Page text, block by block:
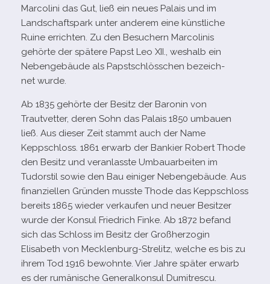
Marcolini das Gut, ließ ein neues Palais und im
Landschaftspark unter ande­rem eine künst­li­che
Ruine errich­ten. Zu den Besuchern Marcolinis
gehörte der spä­tere Papst Leo XII., wes­halb ein
Nebengebäude als Papstschlösschen bezeich­
net wurde.
Ab 1835 gehörte der Besitz der Baronin von
Trautvetter, deren Sohn das Palais 1850 umbauen
ließ. Aus die­ser Zeit stammt auch der Name
Keppschloss. 1861 erwarb der Bankier Robert Thode
den Besitz und ver­an­lasste Umbauarbeiten im
Tudorstil sowie den Bau eini­ger Nebengebäude. Aus
finan­zi­el­len Gründen musste Thode das Keppschloss
bereits 1865 wie­der ver­kau­fen und neuer Besitzer
wurde der Konsul Friedrich Finke. Ab 1872 befand
sich das Schloss im Besitz der Großherzogin
Elisabeth von Mecklenburg-​Strelitz, wel­che es bis zu
ihrem Tod 1916 bewohnte. Vier Jahre spä­ter erwarb
es der rumä­ni­sche Generalkonsul Dumitrescu.